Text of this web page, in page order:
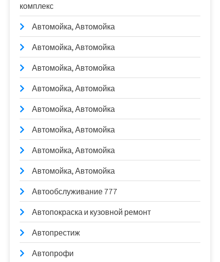
комплекс
Автомойка, Автомойка
Автомойка, Автомойка
Автомойка, Автомойка
Автомойка, Автомойка
Автомойка, Автомойка
Автомойка, Автомойка
Автомойка, Автомойка
Автомойка, Автомойка
Автообслуживание 777
Автопокраска и кузовной ремонт
Автопрестиж
Автопрофи